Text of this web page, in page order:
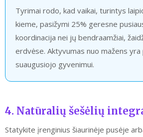
Tyrimai rodo, kad vaikai, turintys
kieme, pasižymi 25% geresne
koordinacija nei jų bendraamžiai,
erdvėse. Aktyvumas nuo mažens
suaugusiojo gyvenimui.
4. Natūralių šešėlių
Statykite įrenginius šiaurinėje pusėje